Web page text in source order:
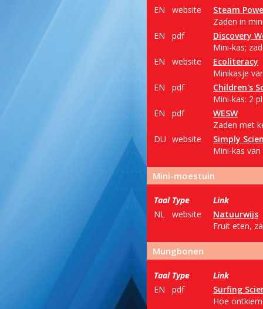
EN
website
Steam
Zaden in
EN
pdf
Discovery
Mini-kas;
EN
website
Ecoliteracy
Minikasje
EN
pdf
Children's
Mini-kas: 2
EN
pdf
WESW
Zaden met
DU website
Simply
Mini-kas
Mini-moestuin
Taal Type
Link
NL
website
Natuurwijs
Fruit eten,
Mungbonen
Taal Type
Link
EN
pdf
Surfing
Hoe